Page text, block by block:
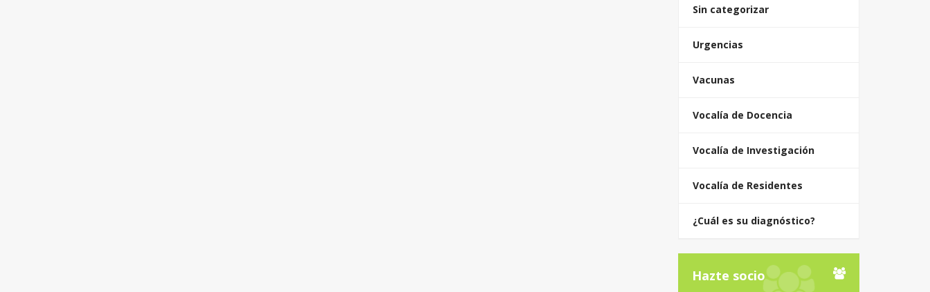
Sin categorizar
Urgencias
Vacunas
Vocalía de Docencia
Vocalía de Investigación
Vocalía de Residentes
¿Cuál es su diagnóstico?
Hazte socio